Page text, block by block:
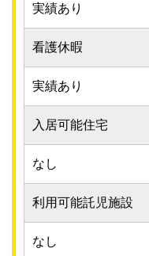
実績あり
看護休暇
実績あり
入居可能住宅
なし
利用可能託児施設
なし